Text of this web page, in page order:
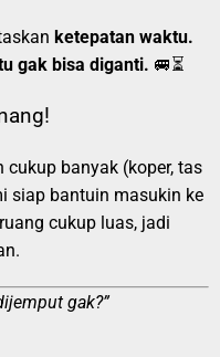
ketepatan waktu.
gak bisa diganti. 🚐⏳
banyak (koper, tas
siap bantuin masukin ke
cukup luas, jadi
gak?”